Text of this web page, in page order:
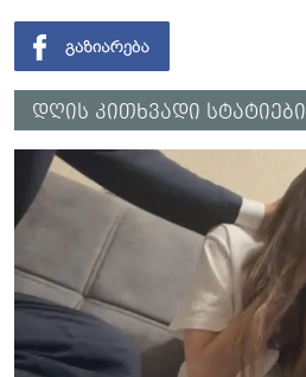
დღის კითხვადი სტატიები